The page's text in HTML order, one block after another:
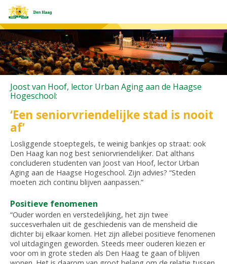
Joost van Hoof, lector Urban Aging aan de Haagse
Hogeschool:
‘Een seniorvriendelijke stad is nooit
af’
Losliggende stoeptegels, te weinig bankjes op straat: ook
Den Haag kan nog best seniorvriendelijker. Dat althans
concluderen studenten van Joost van Hoof, lector Urban
Aging aan de Haagse Hogeschool. Zijn advies? “Steden
moeten zich continu blijven aanpassen.”
Positieve fenomenen
“Ouder worden en verstedelijking, het zijn twee
succesverhalen uit de geschiedenis van de mensheid die
dichter bij elkaar komen. Het zijn allebei positieve fenomenen
vol uitdagingen geworden. Steeds meer ouderen kiezen er
voor om in grote steden als Den Haag te gaan of blijven